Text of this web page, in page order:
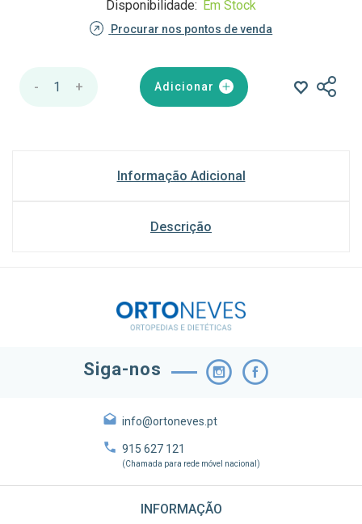
Disponibilidade: Em Stock
Procurar nos pontos de venda
- 1 + Adicionar
Informação Adicional
Descrição
Siga-nos
info@ortoneves.pt
915 627 121
(Chamada para rede móvel nacional)
INFORMAÇÃO